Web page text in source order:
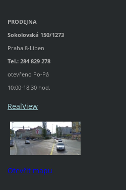
PRODEJNA
Sokolovská 150/1273
Praha 8-Liben
Tel.: 284 829 278
otevřeno Po-Pá
10:00-18:30 hod.
RealView
Otevřít mapu